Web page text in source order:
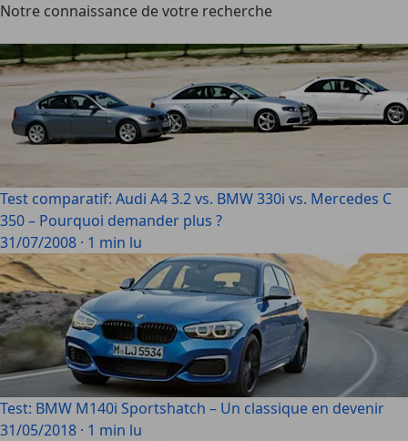
Notre connaissance de votre recherche
Test comparatif: Audi A4 3.2 vs. BMW 330i vs. Mercedes C
350 – Pourquoi demander plus ?
31/07/2008 · 1 min lu
Test: BMW M140i Sportshatch – Un classique en devenir
31/05/2018 · 1 min lu